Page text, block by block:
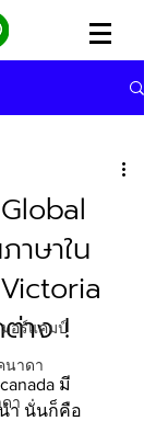
อร์แคมป์
นาดา
า
าษาใน
าง !
มี
ำ นั่นก็คือ